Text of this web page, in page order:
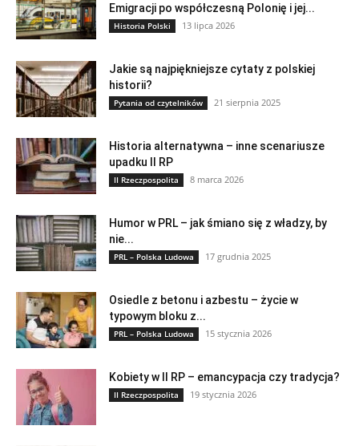
Emigracji po współczesną Polonię i jej...
Historia Polski 13 lipca 2026
Jakie są najpiękniejsze cytaty z polskiej
historii?
Pytania od czytelników 21 sierpnia 2025
Historia alternatywna – inne scenariusze
upadku II RP
II Rzeczpospolita 8 marca 2026
Humor w PRL – jak śmiano się z władzy, by
nie...
PRL – Polska Ludowa 17 grudnia 2025
Osiedle z betonu i azbestu – życie w
typowym bloku z...
PRL – Polska Ludowa 15 stycznia 2026
Kobiety w II RP – emancypacja czy tradycja?
II Rzeczpospolita 19 stycznia 2026